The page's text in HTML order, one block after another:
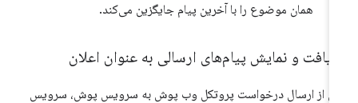
همان موضوع را با آخرین پیام جایگزین می‌کند.
و نمایش پیام‌های ارسالی به عنوان اعلان
از ارسال درخواست پروتکل وب پوش به سرویس پوش، سرویس